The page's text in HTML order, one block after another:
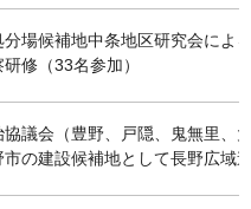
場候補地中条地区研究会によ
修（33名参加）
議会（豊野、戸隠、鬼無里、
の建設候補地として長野広域